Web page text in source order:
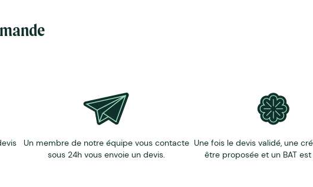
Un membre de notre équipe vous contacte
sous 24h vous envoie un devis.
Une fois le devis validé, une
être proposée et un BAT est